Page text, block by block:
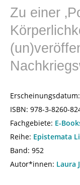
Zu einer
Erscheinungsdatum:
ISBN: 978-3-8260-
Fachgebiete: E-
Reihe: Epistemata
Band: 952
Autor*innen: Laura